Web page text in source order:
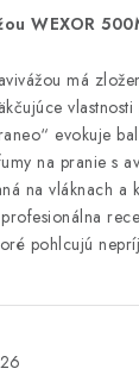
WEXOR
má
evokuje
na pranie s
na vláknach a
pohlcujú